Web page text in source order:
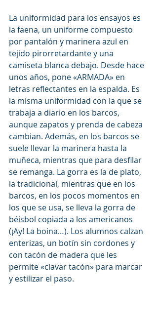
La uniformidad para los ensayos es
la faena, un uniforme compuesto
por pantalón y marinera azul en
tejido pirorretardante y una
camiseta blanca debajo. Desde hace
unos años, pone «ARMADA» en
letras reflectantes en la espalda. Es
la misma uniformidad con la que se
trabaja a diario en los barcos,
aunque zapatos y prenda de cabeza
cambian. Además, en los barcos se
suele llevar la marinera hasta la
muñeca, mientras que para desfilar
se remanga. La gorra es la de plato,
la tradicional, mientras que en los
barcos, en los pocos momentos en
los que se usa, se lleva la gorra de
béisbol copiada a los americanos
(¡Ay! La boina…). Los alumnos calzan
enterizas, un botín sin cordones y
con tacón de madera que les
permite «clavar tacón» para marcar
y estilizar el paso.